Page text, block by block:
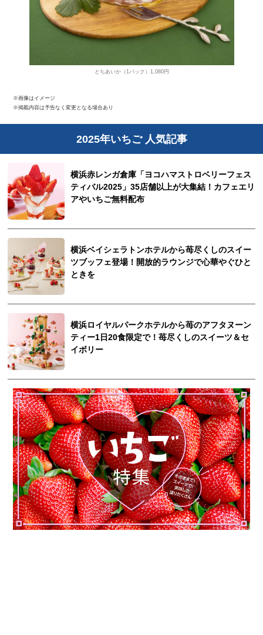
とちあいか（1パック）1,080円
※画像はイメージ
※掲載内容は予告なく変更となる場合あり
2025年いちご 人気記事
横浜赤レンガ倉庫「ヨコハマストロベリーフェス
ティバル2025」35店舗以上が大集結！カフェエリ
アやいちご無料配布
横浜ベイシェラトンホテルから苺尽くしのスイー
ツブッフェ登場！開放的ラウンジで心華やぐひと
ときを
横浜ロイヤルパークホテルから苺のアフタヌーン
ティー1日20食限定で！苺尽くしのスイーツ＆セ
イボリー